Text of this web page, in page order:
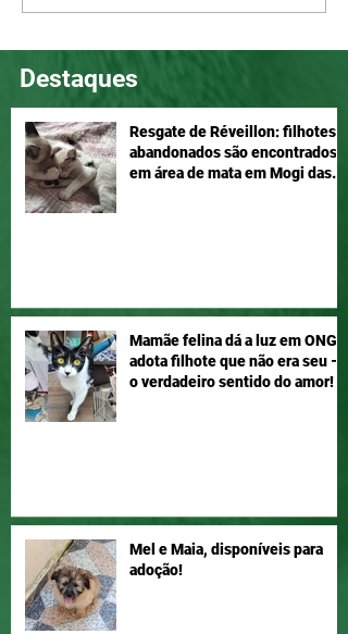
companheira, adote!
Destaques
Resgate de Réveillon: filhotes
abandonados são encontrados
em área de mata em Mogi das
Mamãe felina dá a luz em ONG e
adota filhote que não era seu –
o verdadeiro sentido do amor!
Mel e Maia, disponíveis para
adoção!